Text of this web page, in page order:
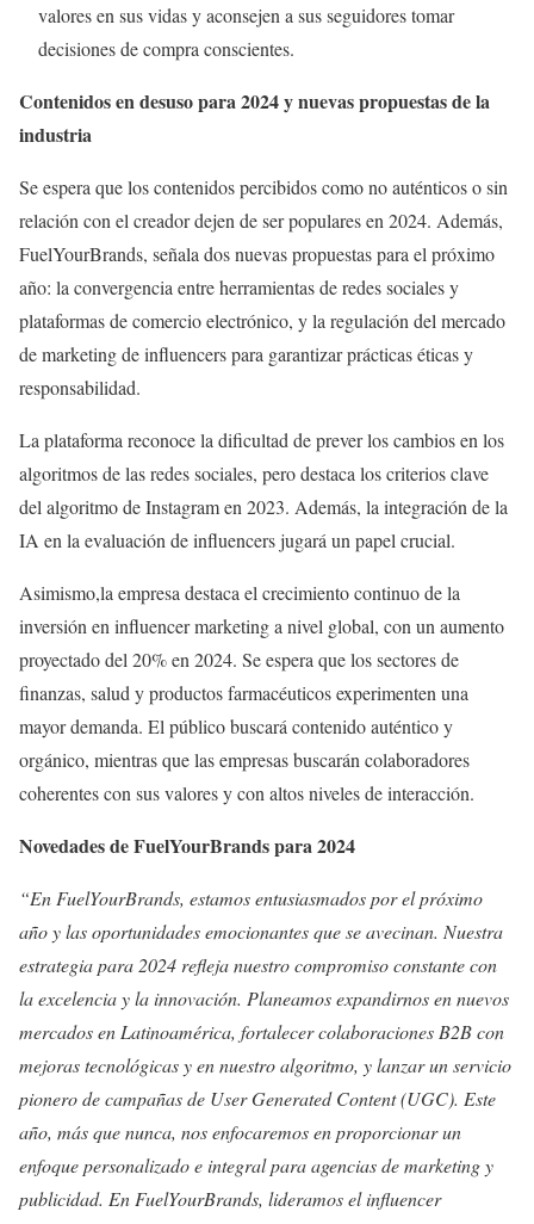
valores en sus vidas y aconsejen a sus seguidores tomar
decisiones de compra conscientes.
Contenidos en desuso para 2024 y nuevas propuestas de la
industria
Se espera que los contenidos percibidos como no auténticos o sin
relación con el creador dejen de ser populares en 2024. Además,
FuelYourBrands, señala dos nuevas propuestas para el próximo
año: la convergencia entre herramientas de redes sociales y
plataformas de comercio electrónico, y la regulación del mercado
de marketing de influencers para garantizar prácticas éticas y
responsabilidad.
La plataforma reconoce la dificultad de prever los cambios en los
algoritmos de las redes sociales, pero destaca los criterios clave
del algoritmo de Instagram en 2023. Además, la integración de la
IA en la evaluación de influencers jugará un papel crucial.
Asimismo,la empresa destaca el crecimiento continuo de la
inversión en influencer marketing a nivel global, con un aumento
proyectado del 20% en 2024. Se espera que los sectores de
finanzas, salud y productos farmacéuticos experimenten una
mayor demanda. El público buscará contenido auténtico y
orgánico, mientras que las empresas buscarán colaboradores
coherentes con sus valores y con altos niveles de interacción.
Novedades de FuelYourBrands para 2024
“En FuelYourBrands, estamos entusiasmados por el próximo
año y las oportunidades emocionantes que se avecinan. Nuestra
estrategia para 2024 refleja nuestro compromiso constante con
la excelencia y la innovación. Planeamos expandirnos en nuevos
mercados en Latinoamérica, fortalecer colaboraciones B2B con
mejoras tecnológicas y en nuestro algoritmo, y lanzar un servicio
pionero de campañas de User Generated Content (UGC). Este
año, más que nunca, nos enfocaremos en proporcionar un
enfoque personalizado e integral para agencias de marketing y
publicidad. En FuelYourBrands, lideramos el influencer